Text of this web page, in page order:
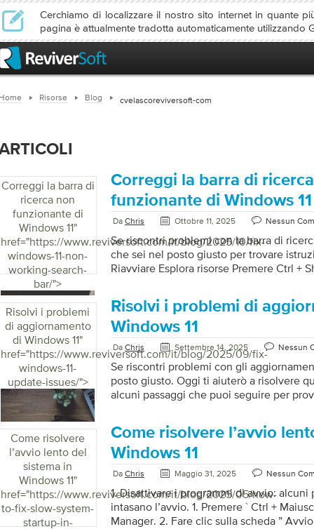
Cerchiamo di localizzare il nostro sito internet in quante
pagina è attualmente tradotta automaticamente utilizzando
Risorse Blog cvelascoreviversoft-com
Correggi la barra di
ricerca non
funzionante di
Windows 11"
href="https://www.reviversoft.com/it/blog/2025/10/fix-
windows-11-non-
working-search-
bar/">
Correggi la barra di
funzionante di Windows 11
Da Chris Ottobre 11, 2025 Nessun
Se riscontri problemi con la barra di
che sei nel posto giusto per trovare
Riavviare Esplora risorse Premere Ctrl +
con il tasto destro del mouse e
strumento di risoluzione dei problemi di
Premi Windows + I per aprire
Risoluzione dei problemi > Altri
problemi . […]
Risolvi i problemi
di aggiornamento
di Windows 11"
href="https://www.reviversoft.com/it/blog/2025/09/fix-
windows-11-
update-issues/">
Risolvi i problemi di
Windows 11
Da Chris Settembre 14, 2025 Nessun
Se riscontri problemi con gli
posto giusto. Oggi ti aiuterò a risolvere
alcuni passaggi che puoi seguire per
sia connesso a Internet. Una
scaricare gli aggiornamenti. 2. Riavvia il
riavvio può risolvere problemi
strumento di risoluzione dei problemi di
Impostazioni > Sistema > Risoluzione
Come risolvere
l’avvio lento del
sistema in
Windows 11"
href="https://www.reviversoft.com/it/blog/2025/05/how-
to-fix-slow-system-
startup-in-
Come risolvere l’avvio
Windows 11
Da Chris Maggio 31, 2025 Nessun
1. Disattivare i programmi di avvio:
intasano l’avvio. 1. Premere ` Ctrl +
Manager. 2. Fare clic sulla scheda ”